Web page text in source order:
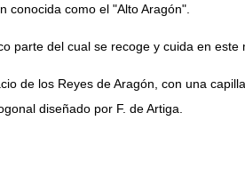
conocida como el "Alto Aragón".
parte del cual se recoge y cuida en este
de los Reyes de Aragón, con una
diseñado por F. de Artiga.